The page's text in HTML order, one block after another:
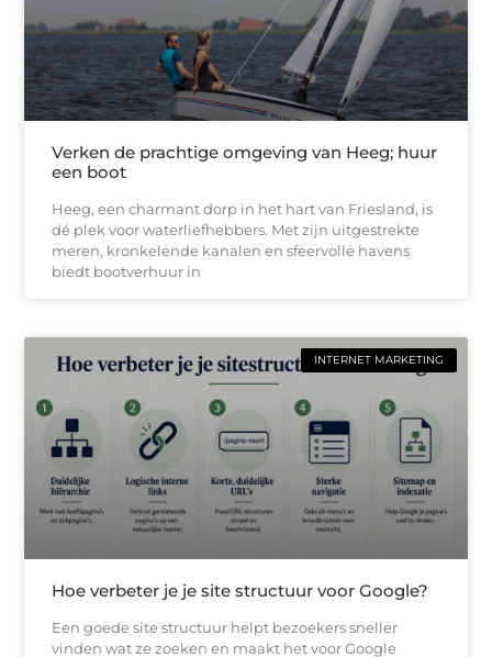
Verken de prachtige omgeving van Heeg; huur
een boot
Heeg, een charmant dorp in het hart van Friesland, is
dé plek voor waterliefhebbers. Met zijn uitgestrekte
meren, kronkelende kanalen en sfeervolle havens
biedt bootverhuur in
INTERNET MARKETING
Hoe verbeter je je site structuur voor Google?
Een goede site structuur helpt bezoekers sneller
vinden wat ze zoeken en maakt het voor Google